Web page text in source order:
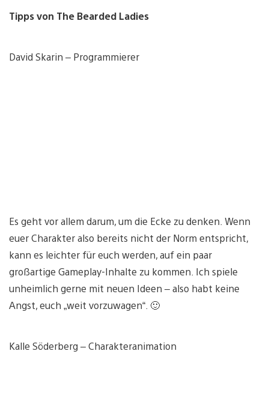
Tipps von The Bearded Ladies
David Skarin – Programmierer
Es geht vor allem darum, um die Ecke zu denken. Wenn
euer Charakter also bereits nicht der Norm entspricht,
kann es leichter für euch werden, auf ein paar
großartige Gameplay-Inhalte zu kommen. Ich spiele
unheimlich gerne mit neuen Ideen – also habt keine
Angst, euch „weit vorzuwagen“. 🙂
Kalle Söderberg – Charakteranimation